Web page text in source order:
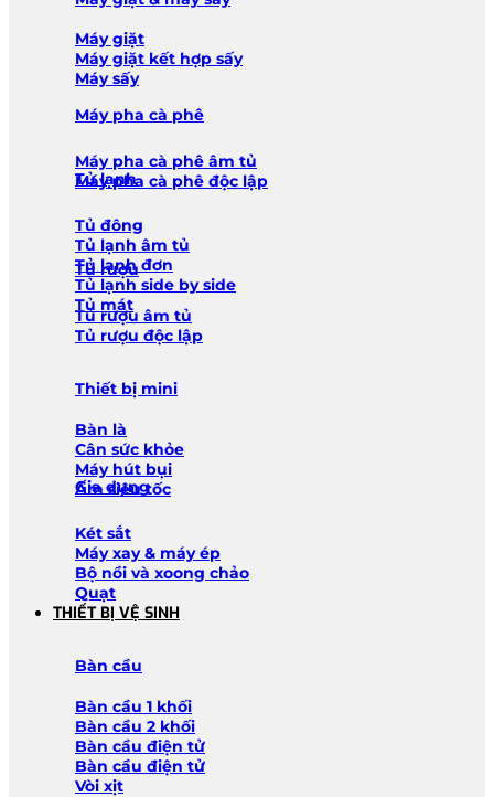
Máy giặt
Máy giặt kết hợp sấy
Máy sấy
Máy pha cà phê
Máy pha cà phê âm tủ
Máy pha cà phê độc lập
Tủ lạnh
Tủ đông
Tủ lạnh âm tủ
Tủ lạnh đơn
Tủ lạnh side by side
Tủ mát
Tủ rượu
Tủ rượu âm tủ
Tủ rượu độc lập
Thiết bị mini
Bàn là
Cân sức khỏe
Máy hút bụi
Ấm siêu tốc
Gia dụng
Két sắt
Máy xay & máy ép
Bộ nồi và xoong chảo
Quạt
THIẾT BỊ VỆ SINH
Bàn cầu
Bàn cầu 1 khối
Bàn cầu 2 khối
Bàn cầu điện tử
Bàn cầu điện tử
Vòi xịt